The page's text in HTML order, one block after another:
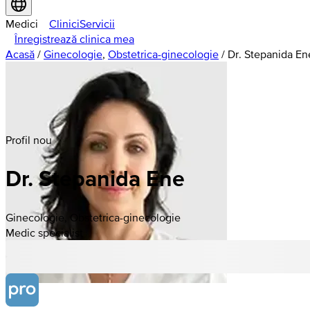
Medici CliniciServicii
Înregistrează clinica mea
Acasă / Ginecologie, Obstetrica-ginecologie / Dr. Stepanida
Profil nou
Dr. Stepanida Ene
Ginecologie, Obstetrica-ginecologie
Medic specialist